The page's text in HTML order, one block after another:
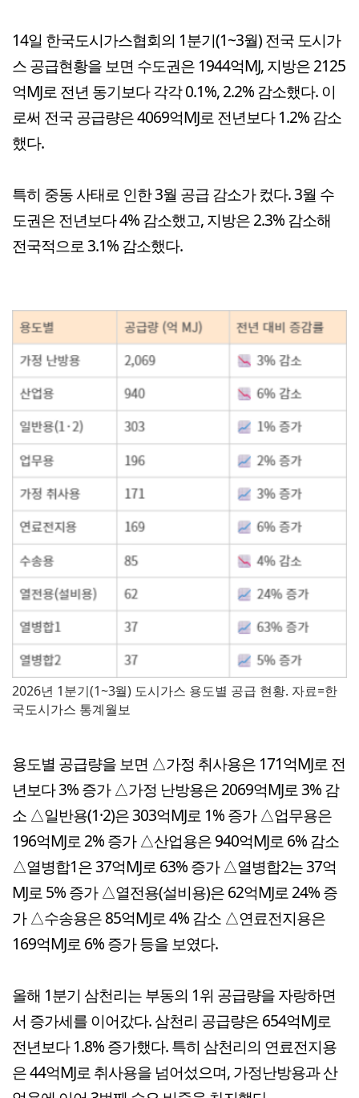
14일 한국도시가스협회의 1분기(1~3월) 전국 도시가
스 공급현황을 보면 수도권은 1944억MJ, 지방은 2125
억MJ로 전년 동기보다 각각 0.1%, 2.2% 감소했다. 이
로써 전국 공급량은 4069억MJ로 전년보다 1.2% 감소
했다.
특히 중동 사태로 인한 3월 공급 감소가 컸다. 3월 수
도권은 전년보다 4% 감소했고, 지방은 2.3% 감소해
전국적으로 3.1% 감소했다.
2026년 1분기(1~3월) 도시가스 용도별 공급 현황. 자료=한
국도시가스 통계월보
용도별 공급량을 보면 △가정 취사용은 171억MJ로 전
년보다 3% 증가 △가정 난방용은 2069억MJ로 3% 감
소 △일반용(1·2)은 303억MJ로 1% 증가 △업무용은
196억MJ로 2% 증가 △산업용은 940억MJ로 6% 감소
△열병합1은 37억MJ로 63% 증가 △열병합2는 37억
MJ로 5% 증가 △열전용(설비용)은 62억MJ로 24% 증
가 △수송용은 85억MJ로 4% 감소 △연료전지용은
169억MJ로 6% 증가 등을 보였다.
올해 1분기 삼천리는 부동의 1위 공급량을 자랑하면
서 증가세를 이어갔다. 삼천리 공급량은 654억MJ로
전년보다 1.8% 증가했다. 특히 삼천리의 연료전지용
은 44억MJ로 취사용을 넘어섰으며, 가정난방용과 산